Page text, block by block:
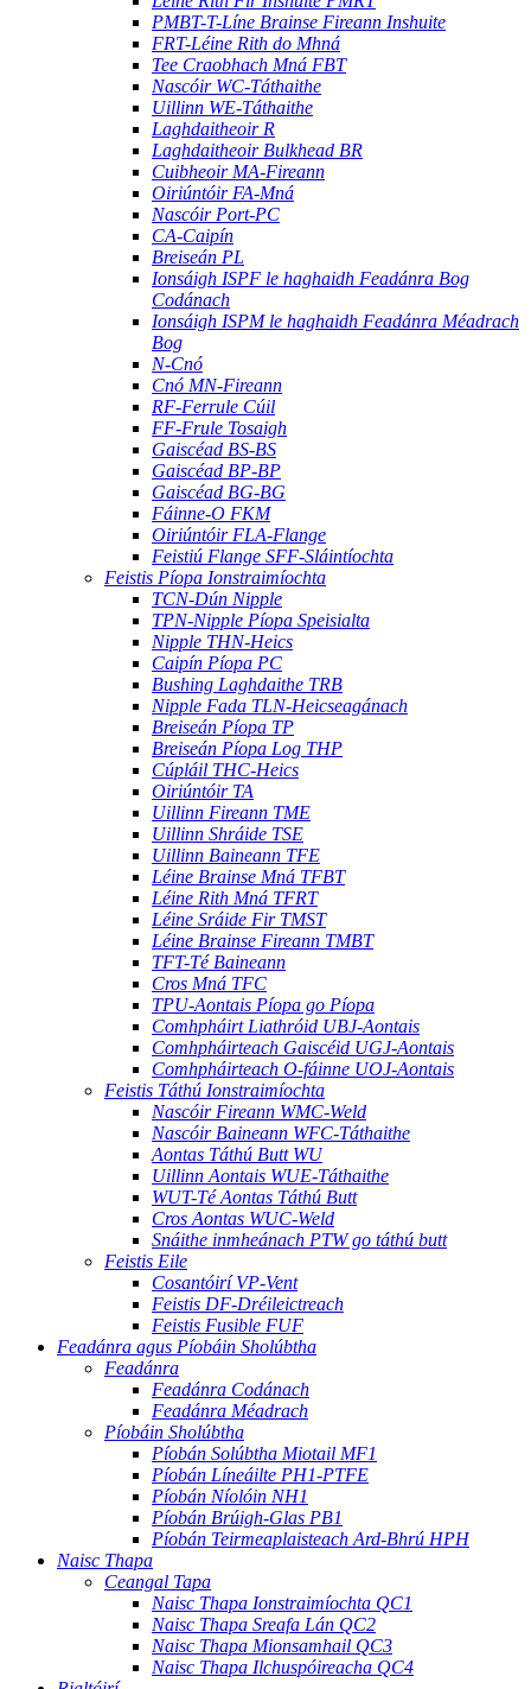
PMBT-T-Líne Brainse Fireann Inshuite
FRT-Léine Rith do Mhná
Tee Craobhach Mná FBT
Nascóir WC-Táthaithe
Uillinn WE-Táthaithe
Laghdaitheoir R
Laghdaitheoir Bulkhead BR
Cuibheoir MA-Fireann
Oiriúntóir FA-Mná
Nascóir Port-PC
CA-Caipín
Breiseán PL
Ionsáigh ISPF le haghaidh Feadánra Bog
Codánach
Ionsáigh ISPM le haghaidh Feadánra Méadrach
Bog
N-Cnó
Cnó MN-Fireann
RF-Ferrule Cúil
FF-Frule Tosaigh
Gaiscéad BS-BS
Gaiscéad BP-BP
Gaiscéad BG-BG
Fáinne-O FKM
Oiriúntóir FLA-Flange
Feistiú Flange SFF-Sláintíochta
Feistis Píopa Ionstraimíochta
TCN-Dún Nipple
TPN-Nipple Píopa Speisialta
Nipple THN-Heics
Caipín Píopa PC
Bushing Laghdaithe TRB
Nipple Fada TLN-Heicseagánach
Breiseán Píopa TP
Breiseán Píopa Log THP
Cúpláil THC-Heics
Oiriúntóir TA
Uillinn Fireann TME
Uillinn Shráide TSE
Uillinn Baineann TFE
Léine Brainse Mná TFBT
Léine Rith Mná TFRT
Léine Sráide Fir TMST
Léine Brainse Fireann TMBT
TFT-Té Baineann
Cros Mná TFC
TPU-Aontais Píopa go Píopa
Comhpháirt Liathróid UBJ-Aontais
Comhpháirteach Gaiscéid UGJ-Aontais
Comhpháirteach O-fáinne UOJ-Aontais
Feistis Táthú Ionstraimíochta
Nascóir Fireann WMC-Weld
Nascóir Baineann WFC-Táthaithe
Aontas Táthú Butt WU
Uillinn Aontais WUE-Táthaithe
WUT-Té Aontas Táthú Butt
Cros Aontas WUC-Weld
Snáithe inmheánach PTW go táthú butt
Feistis Eile
Cosantóirí VP-Vent
Feistis DF-Dréileictreach
Feistis Fusible FUF
Feadánra agus Píobáin Sholúbtha
Feadánra
Feadánra Codánach
Feadánra Méadrach
Píobáin Sholúbtha
Píobán Solúbtha Miotail MF1
Píobán Líneáilte PH1-PTFE
Píobán Níolóin NH1
Píobán Brúigh-Glas PB1
Píobán Teirmeaplaisteach Ard-Bhrú HPH
Naisc Thapa
Ceangal Tapa
Naisc Thapa Ionstraimíochta QC1
Naisc Thapa Sreafa Lán QC2
Naisc Thapa Mionsamhail QC3
Naisc Thapa Ilchuspóireacha QC4